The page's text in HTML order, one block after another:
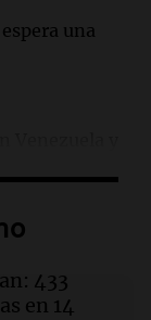
una
433
en 14